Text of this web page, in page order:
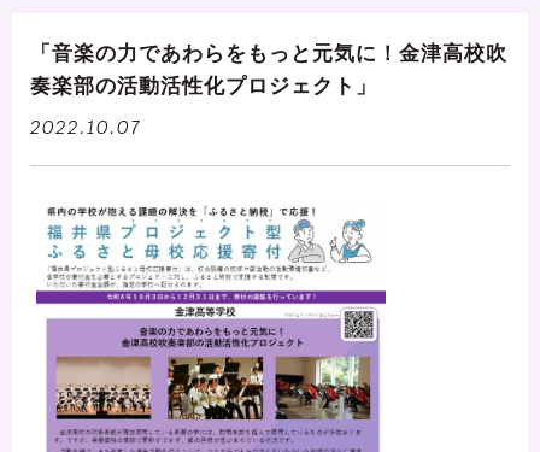
「音楽の力であわらをもっと元気に！金津高校吹
奏楽部の活動活性化プロジェクト」
2022.10.07